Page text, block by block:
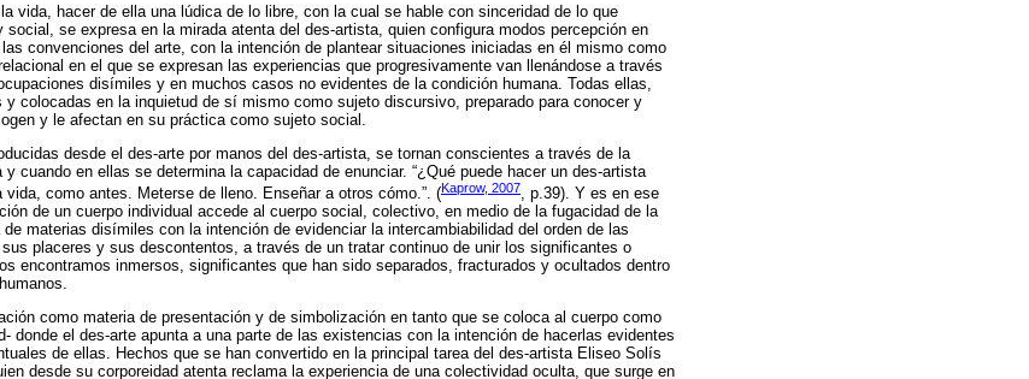
vida, hacer de ella una lúdica de lo libre, con la cual se hable con sinceridad de lo que
se expresa en la mirada atenta del des-artista, quien configura modos percepción en
convenciones del arte, con la intención de plantear situaciones iniciadas en él mismo como
en el que se expresan las experiencias que progresivamente van llenándose a través
disímiles y en muchos casos no evidentes de la condición humana. Todas ellas,
colocadas en la inquietud de sí mismo como sujeto discursivo, preparado para conocer y
y le afectan en su práctica como sujeto social.
desde el des-arte por manos del des-artista, se tornan conscientes a través de la
cuando en ellas se determina la capacidad de enunciar. “¿Qué puede hacer un des-artista
como antes. Meterse de lleno. Enseñar a otros cómo.”. (Kaprow, 2007, p.39). Y es en ese
de un cuerpo individual accede al cuerpo social, colectivo, en medio de la fugacidad de la
materias disímiles con la intención de evidenciar la intercambiabilidad del orden de las
placeres y sus descontentos, a través de un tratar continuo de unir los significantes o
encontramos inmersos, significantes que han sido separados, fracturados y ocultados dentro
como materia de presentación y de simbolización en tanto que se coloca al cuerpo como
donde el des-arte apunta a una parte de las existencias con la intención de hacerlas evidentes
de ellas. Hechos que se han convertido en la principal tarea del des-artista Eliseo Solís
desde su corporeidad atenta reclama la experiencia de una colectividad oculta, que surge en